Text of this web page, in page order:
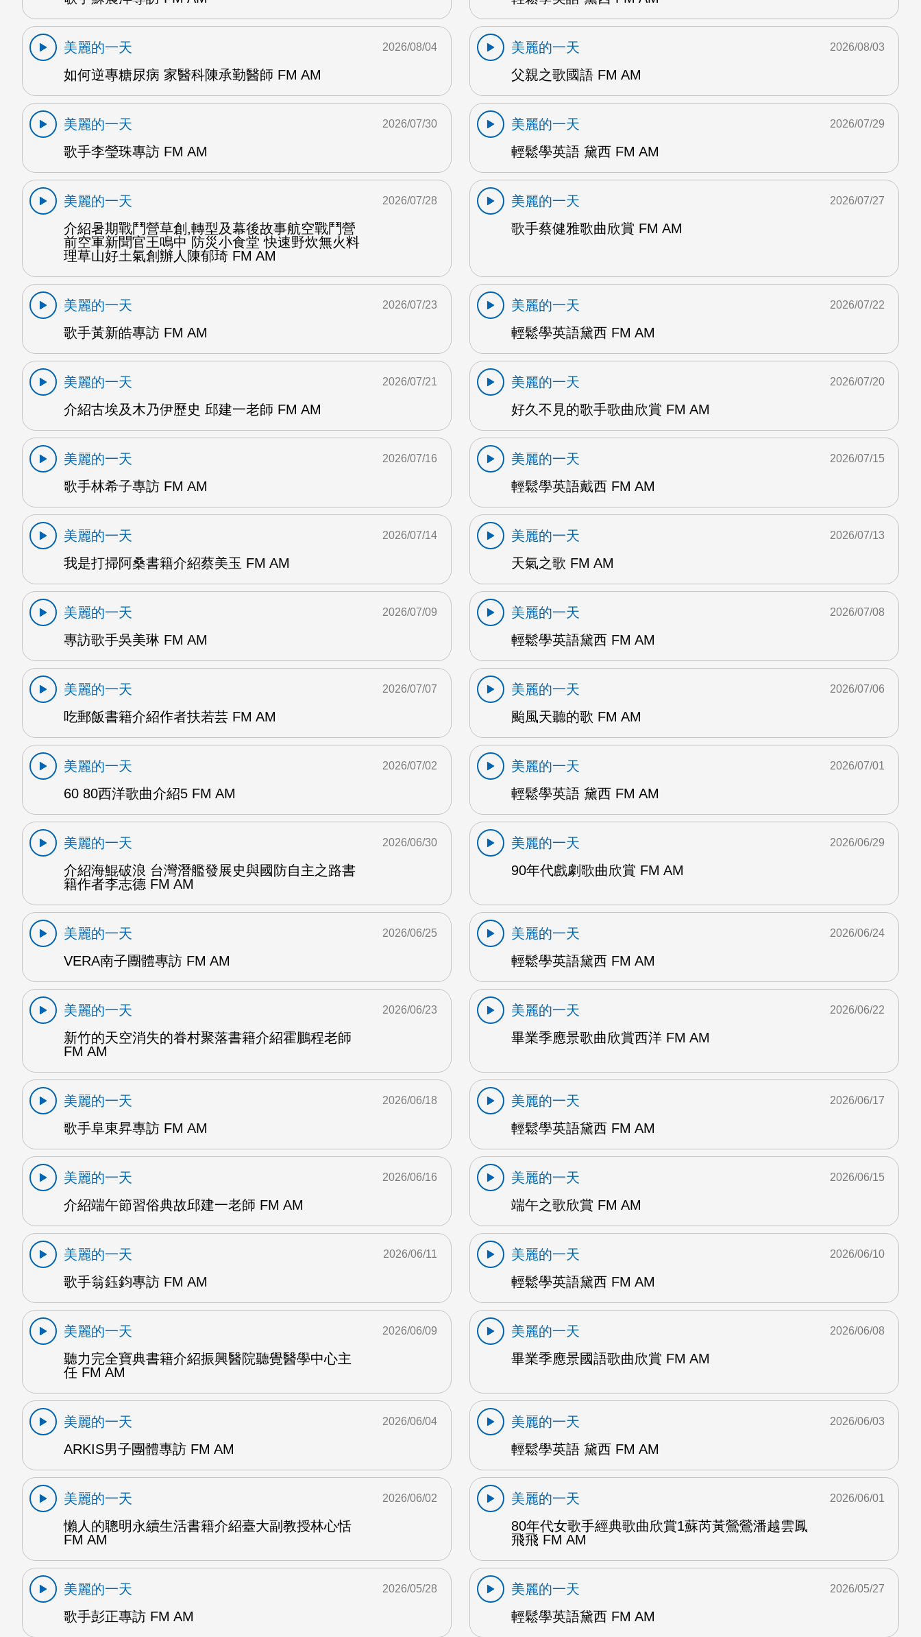
美麗的一天
如何逆專糖尿病 家醫科陳承勤醫師 FM AM
2026/08/04
美麗的一天
父親之歌國語 FM AM
2026/08/03
美麗的一天
歌手李瑩珠專訪 FM AM
2026/07/30
美麗的一天
輕鬆學英語 黛西 FM AM
2026/07/29
美麗的一天
介紹暑期戰鬥營草創,轉型及幕後故事航空戰鬥營
前空軍新聞官王鳴中 防災小食堂 快速野炊無火料
理草山好土氣創辦人陳郁琦 FM AM
2026/07/28
美麗的一天
歌手蔡健雅歌曲欣賞 FM AM
2026/07/27
美麗的一天
歌手黃新皓專訪 FM AM
2026/07/23
美麗的一天
輕鬆學英語黛西 FM AM
2026/07/22
美麗的一天
介紹古埃及木乃伊歷史 邱建一老師 FM AM
2026/07/21
美麗的一天
好久不見的歌手歌曲欣賞 FM AM
2026/07/20
美麗的一天
歌手林希子專訪 FM AM
2026/07/16
美麗的一天
輕鬆學英語戴西 FM AM
2026/07/15
美麗的一天
我是打掃阿桑書籍介紹蔡美玉 FM AM
2026/07/14
美麗的一天
天氣之歌 FM AM
2026/07/13
美麗的一天
專訪歌手吳美琳 FM AM
2026/07/09
美麗的一天
輕鬆學英語黛西 FM AM
2026/07/08
美麗的一天
吃郵飯書籍介紹作者扶若芸 FM AM
2026/07/07
美麗的一天
颱風天聽的歌 FM AM
2026/07/06
美麗的一天
60 80西洋歌曲介紹5 FM AM
2026/07/02
美麗的一天
輕鬆學英語 黛西 FM AM
2026/07/01
美麗的一天
介紹海鯤破浪 台灣潛艦發展史與國防自主之路書
籍作者李志德 FM AM
2026/06/30
美麗的一天
90年代戲劇歌曲欣賞 FM AM
2026/06/29
美麗的一天
VERA南子團體專訪 FM AM
2026/06/25
美麗的一天
輕鬆學英語黛西 FM AM
2026/06/24
美麗的一天
新竹的天空消失的眷村聚落書籍介紹霍鵬程老師
FM AM
2026/06/23
美麗的一天
畢業季應景歌曲欣賞西洋 FM AM
2026/06/22
美麗的一天
歌手阜東昇專訪 FM AM
2026/06/18
美麗的一天
輕鬆學英語黛西 FM AM
2026/06/17
美麗的一天
介紹端午節習俗典故邱建一老師 FM AM
2026/06/16
美麗的一天
端午之歌欣賞 FM AM
2026/06/15
美麗的一天
歌手翁鈺鈞專訪 FM AM
2026/06/11
美麗的一天
輕鬆學英語黛西 FM AM
2026/06/10
美麗的一天
聽力完全寶典書籍介紹振興醫院聽覺醫學中心主
任 FM AM
2026/06/09
美麗的一天
畢業季應景國語歌曲欣賞 FM AM
2026/06/08
美麗的一天
ARKIS男子團體專訪 FM AM
2026/06/04
美麗的一天
輕鬆學英語 黛西 FM AM
2026/06/03
美麗的一天
懶人的聰明永續生活書籍介紹臺大副教授林心恬
FM AM
2026/06/02
美麗的一天
80年代女歌手經典歌曲欣賞1蘇芮黃鶯鶯潘越雲鳳
飛飛 FM AM
2026/06/01
美麗的一天
歌手彭正專訪 FM AM
2026/05/28
美麗的一天
輕鬆學英語黛西 FM AM
2026/05/27